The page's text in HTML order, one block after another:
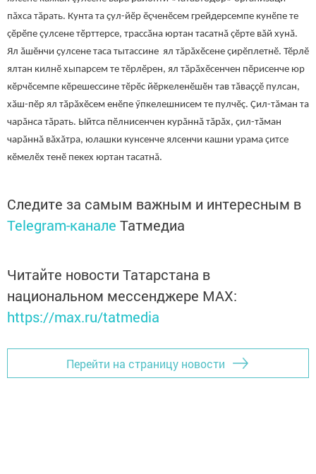
пăхса тăрать. Кунта та ҫул-йӗр ӗçченӗсем грейдерсемпе кунӗпе те
çӗрӗпе çулсене тӗрттерсе, трассӑна юртан тасатнă çӗрте вăй хунă.
Ял ăшӗнчи ҫулсене таса тытассине ял тăрăхӗсене çирӗплетнӗ. Тӗрлӗ
ялтан килнӗ хыпарсем те тӗрлӗрен, ял тӑрӑхӗсенчен пӗрисенче юр
кӗрчӗсемпе кӗрешессине тӗрӗс йӗркеленӗшӗн тав тӑваҫҫӗ пулсан,
хӑш-пӗр ял тӑрӑхӗсем енӗпе ӳпкелешнисем те пулчӗç. Çил-тăман та
чарăнса тăрать. Ыйтса пӗлнисенчен курăннă тăрăх, ҫил-тӑман
чарăннă вăхăтра, юлашки кунсенче ялсенчи кашни урама çитсе
кӗмелӗх тенӗ пекех юртан тасатнă.
Следите за самым важным и интересным в
Telegram-канале Татмедиа
Читайте новости Татарстана в
национальном мессенджере MАХ:
https://max.ru/tatmedia
Перейти на страницу новости